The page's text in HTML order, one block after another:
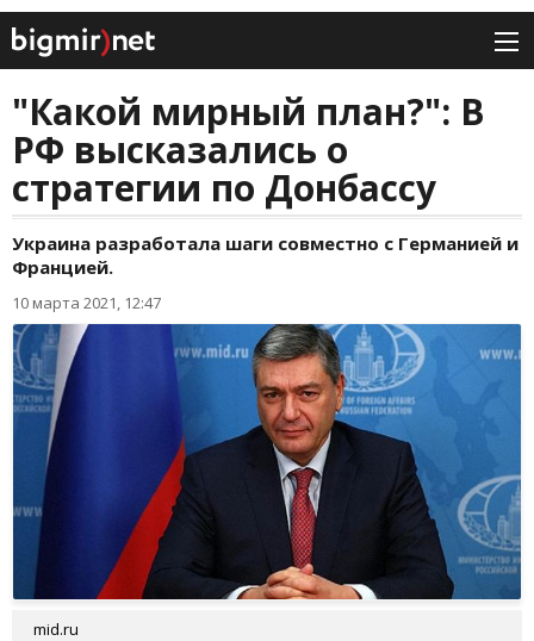
"Какой мирный план?": В
РФ высказались о
стратегии по Донбассу
Украина разработала шаги совместно с Германией и
Францией.
10 марта 2021, 12:47
mid.ru